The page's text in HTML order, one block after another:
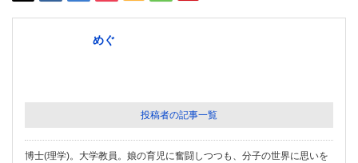
めぐ
投稿者の記事一覧
博士(理学)。大学教員。娘の育児に奮闘しつつも、分子の世界に思いを